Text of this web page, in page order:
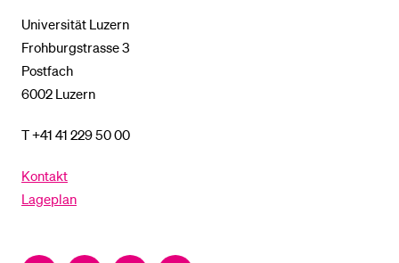
Universität Luzern
Frohburgstrasse 3
Postfach
6002 Luzern
T +41 41 229 50 00
Kontakt
Lageplan